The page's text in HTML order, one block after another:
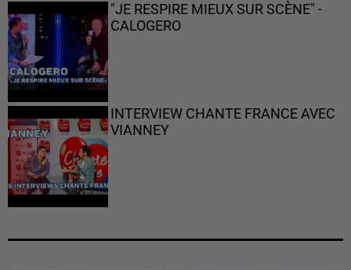
"JE RESPIRE MIEUX SUR SCÈNE" -
CALOGERO
INTERVIEW CHANTE FRANCE AVEC
VIANNEY